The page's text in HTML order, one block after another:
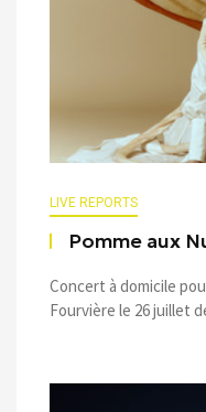
LIVE REPORTS
Pomme aux
Concert à domicile
Fourvière le 26 juillet